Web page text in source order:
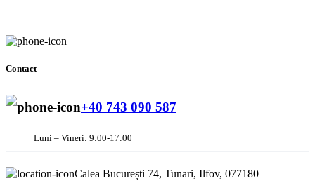
Contact
+40 743 090 587
Luni – Vineri: 9:00-17:00
Calea București 74, Tunari, Ilfov, 077180